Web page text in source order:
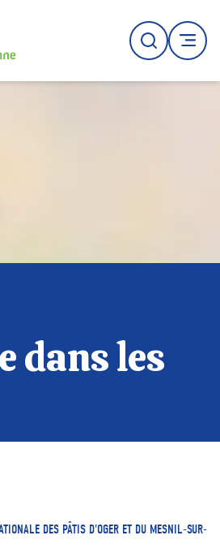
Recherche
MENU
dans les
DES PÂTIS D'OGER ET DU MESNIL-SUR-